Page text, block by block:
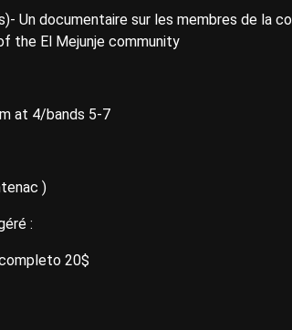
Un documentaire sur les membres de la
the El Mejunje community
at 4/bands 5-7
)
:
20$